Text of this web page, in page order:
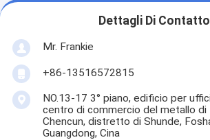
Dettagli Di Contatto
Mr. Frankie
+86-13516572815
NO.13-17 3° piano, edificio per
centro di commercio del metallo di
Chencun, distretto di Shunde,
Guangdong, Cina